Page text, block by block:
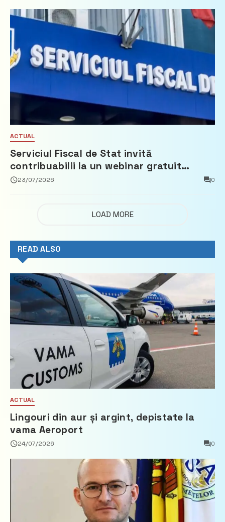
ACTUAL
Serviciul Fiscal de Stat invită
contribuabilii la un webinar gratuit
privind calculul impozitului pe bunurile
23/07/2026 0
LOAD MORE
READ ALSO
ACTUAL
Lingouri din aur și argint, depistate la
vama Aeroport
24/07/2026 0